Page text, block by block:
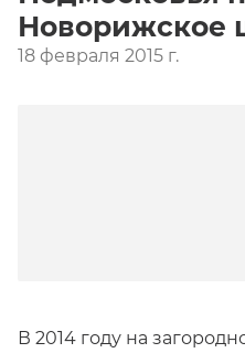
Новорижское
18 февраля 2015 г.
В 2014 году на